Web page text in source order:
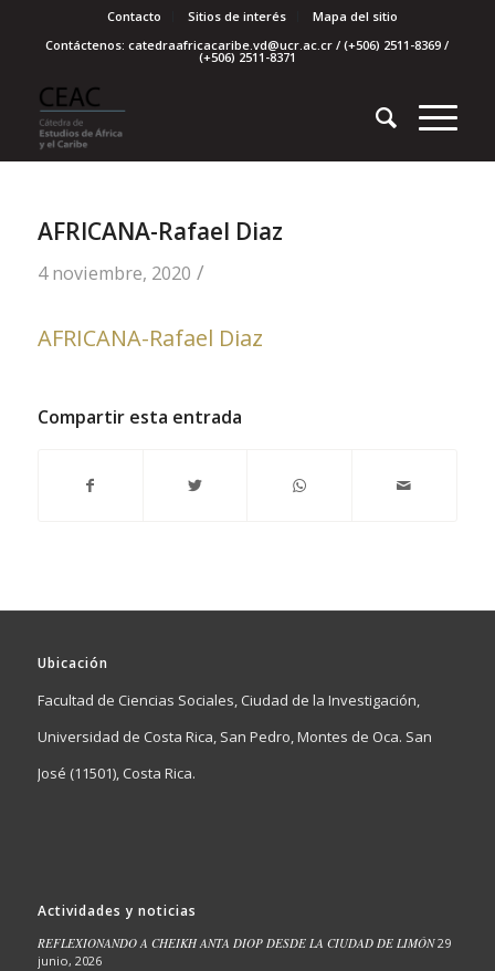
Contacto Sitios de interés
Mapa del sitio
Contáctenos: catedraafricacaribe.vd@ucr.ac.cr / (+506) 2511-8369 /
(+506) 2511-8371
AFRICANA-Rafael Diaz
4 noviembre, 2020 /
AFRICANA-Rafael Diaz
Compartir esta entrada
Ubicación
Facultad de Ciencias Sociales, Ciudad de la Investigación,
Universidad de Costa Rica, San Pedro, Montes de Oca. San
José (11501), Costa Rica.
Actividades y noticias
REFLEXIONANDO A CHEIKH ANTA DIOP DESDE LA CIUDAD DE LIMÓN 29
junio, 2026